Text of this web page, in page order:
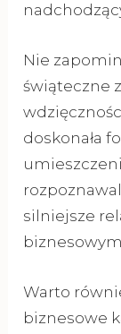
Nie
świąteczne
doskonała
silniejsze
Warto
biznesowe